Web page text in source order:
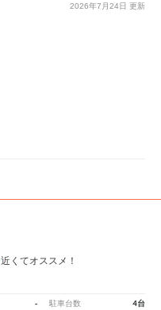
2026年7月24日 更新
近くてオススメ！
- 駐車台数 4台